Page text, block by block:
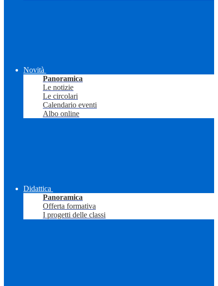
Novità
Panoramica
Le notizie
Le circolari
Calendario eventi
Albo online
Didattica
Panoramica
Offerta formativa
I progetti delle classi